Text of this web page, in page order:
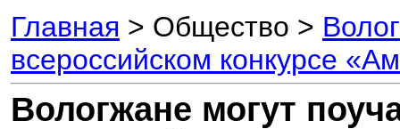
Главная > Общество >
всероссийском конкурсе
Вологжане могут